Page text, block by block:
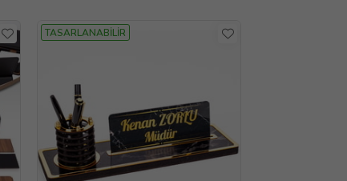
TASARLANABİLİR